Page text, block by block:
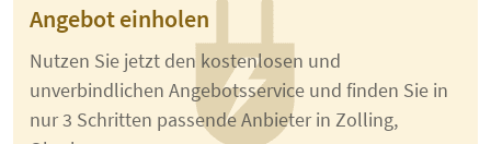
Angebot einholen
Nutzen Sie jetzt den kostenlosen und
unverbindlichen Angebotsservice und finden Sie in
nur 3 Schritten passende Anbieter in Zolling,